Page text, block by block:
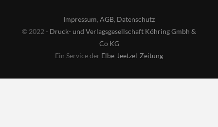
Impressum, AGB, Datenschutz
© 2022 - Druck- und Verlagsgesellschaft Köhring Gmbh &
Co KG
Ein Service der Elbe-Jeetzel-Zeitung